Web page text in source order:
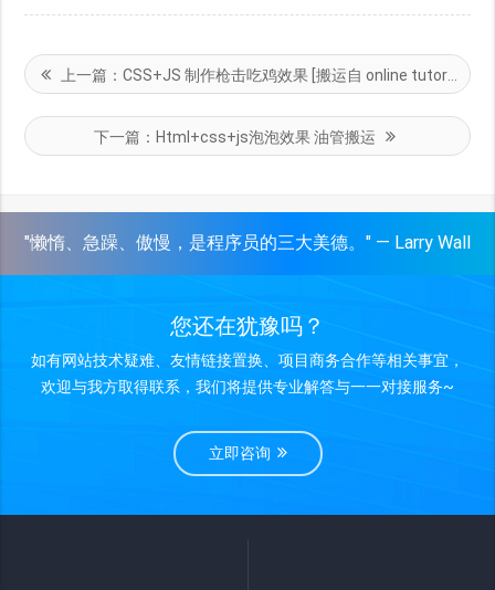
上一篇：CSS+JS 制作枪击吃鸡效果 [搬运自 online tutorials]
下一篇： Html+css+js泡泡效果 油管搬运
"懒惰、急躁、傲慢，是程序员的三大美德。" — Larry Wall
您还在犹豫吗？
如有网站技术疑难、友情链接置换、项目商务合作等相关事宜，
欢迎与我方取得联系，我们将提供专业解答与一一对接服务~
立即咨询